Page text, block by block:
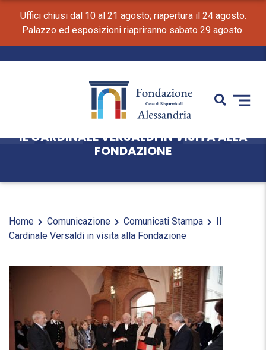
Uffici chiusi dal 10 al 21 agosto; riapertura il 24 agosto.
Palazzo ed esposizioni riapriranno sabato 29 agosto.
IL CARDINALE VERSALDI IN VISITA ALLA
FONDAZIONE
Home Comunicazione Comunicati Stampa
Il
Cardinale Versaldi in visita alla Fondazione